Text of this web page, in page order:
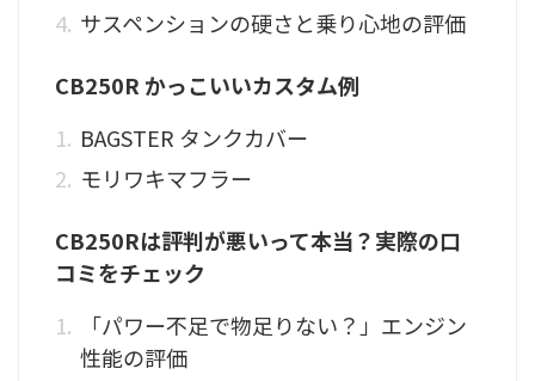
サスペンションの硬さと乗り心地の評価
CB250R かっこいいカスタム例
BAGSTER タンクカバー
モリワキマフラー
CB250Rは評判が悪いって本当？実際の口
コミをチェック
「パワー不足で物足りない？」エンジン
性能の評価